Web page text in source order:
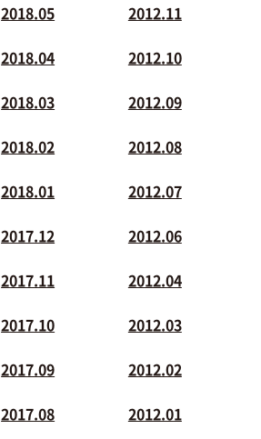
2018.05
2018.04
2018.03
2018.02
2018.01
2017.12
2017.11
2017.10
2017.09
2017.08
2012.11
2012.10
2012.09
2012.08
2012.07
2012.06
2012.04
2012.03
2012.02
2012.01